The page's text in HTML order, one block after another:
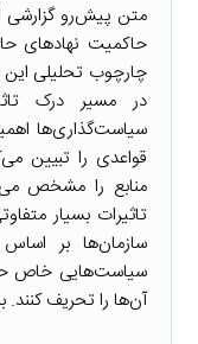
متن پیش‌رو گزارشی
چارچوب تحلیلی این
در مسیر درک
سیاست‌گذاری‌ها
قواعدی را تبیین
منابع را مشخص
تاثیرات بسیار
سازمان‌ها بر
سیاست‌هایی خاص
آن‌ها را تحریف کنند.